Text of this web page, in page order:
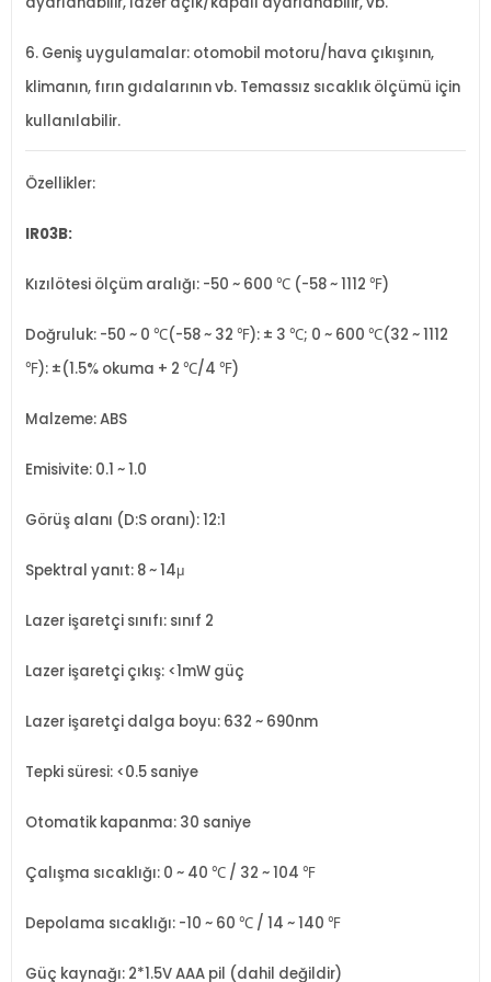
6. Geniş uygulamalar: otomobil motoru/hava çıkışının,
klimanın, fırın gıdalarının vb. Temassız sıcaklık ölçümü için
kullanılabilir.
Özellikler:
IR03B:
Kızılötesi ölçüm aralığı: -50 ~ 600 ℃ (-58 ~ 1112 ℉)
Doğruluk: -50 ~ 0 ℃(-58 ~ 32 ℉): ± 3 ℃; 0 ~ 600 ℃(32 ~ 1112
℉): ±(1.5% okuma + 2 ℃/4 ℉)
Malzeme: ABS
Emisivite: 0.1 ~ 1.0
Görüş alanı (D:S oranı): 12:1
Spektral yanıt: 8 ~ 14μ
Lazer işaretçi sınıfı: sınıf 2
Lazer işaretçi çıkış: <1mW güç
Lazer işaretçi dalga boyu: 632 ~ 690nm
Tepki süresi: <0.5 saniye
Otomatik kapanma: 30 saniye
Çalışma sıcaklığı: 0 ~ 40 ℃ / 32 ~ 104 ℉
Depolama sıcaklığı: -10 ~ 60 ℃ / 14 ~ 140 ℉
Güç kaynağı: 2*1.5V AAA pil (dahil değildir)